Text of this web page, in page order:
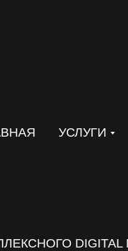
DIGITAL
УСЛУГИ